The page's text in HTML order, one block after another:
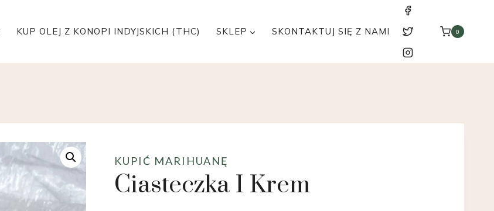
KUP OLEJ Z KONOPI INDYJSKICH (THC) SKLEP SKONTAKTUJ SIĘ Z NAMI 0
KUPIĆ MARIHUANĘ
Ciasteczka I Krem